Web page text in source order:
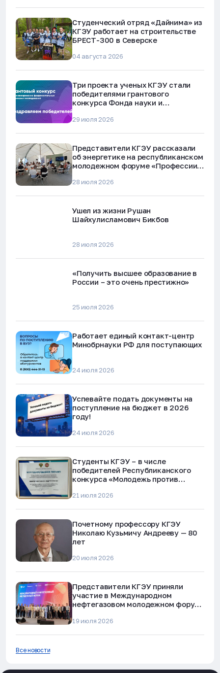
Студенческий отряд «Дайнима» из
КГЭУ работает на строительстве
БРЕСТ-300 в Северске
04 августа 2026
Три проекта ученых КГЭУ стали
победителями грантового
конкурса Фонда науки и
29 июля 2026
Представители КГЭУ рассказали
об энергетике на республиканском
молодежном форуме «Профессии
28 июля 2026
Ушел из жизни Рушан
Шайхулисламович Бикбов
28 июля 2026
«Получить высшее образование в
России – это очень престижно»
25 июля 2026
Работает единый контакт-центр
Минобрнауки РФ для поступающих
24 июля 2026
Успевайте подать документы на
поступление на бюджет в 2026
году!
24 июля 2026
Студенты КГЭУ – в числе
победителей Республиканского
конкурса «Молодежь против
мошенничества»
21 июля 2026
Почетному профессору КГЭУ
Николаю Кузьмичу Андрееву — 80
лет
20 июля 2026
Представители КГЭУ приняли
участие в Международном
нефтегазовом молодежном форуме
19 июля 2026
Все новости